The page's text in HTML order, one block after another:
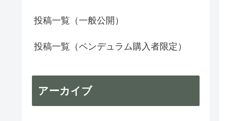
投稿一覧（一般公開）
投稿一覧（ペンデュラム購入者限定）
アーカイブ